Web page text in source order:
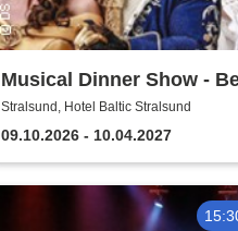
Musical Dinner Show -
of Musicals
Stralsund, Hotel Baltic Stralsund
09.10.2026 - 10.04.2027